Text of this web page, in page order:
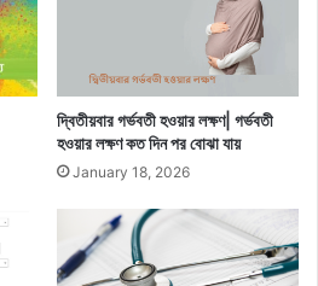
দ্বিতীয়বার গর্ভবতী হওয়ার লক্ষণ| গর্ভবতী
হওয়ার লক্ষণ কত দিন পর বোঝা যায়
January 18, 2026